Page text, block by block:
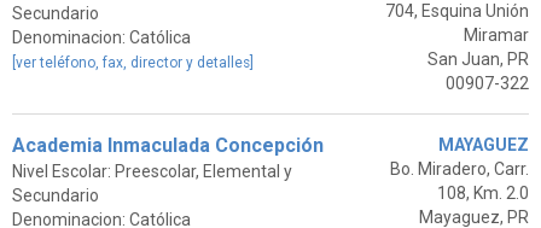
Secundario
Denominacion: Católica
[ver teléfono, fax, director y detalles]
704, Esquina Unión
Miramar
San Juan, PR
00907-322
Academia Inmaculada Concepción
Nivel Escolar: Preescolar, Elemental y
Secundario
Denominacion: Católica
MAYAGUEZ
Bo. Miradero, Carr.
108, Km. 2.0
Mayaguez, PR